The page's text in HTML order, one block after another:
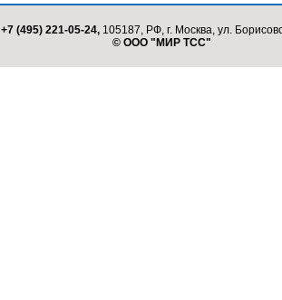
+7 (495) 221-05-24, 105187, РФ, г. Москва, ул.
© ООО "МИР ТСС"